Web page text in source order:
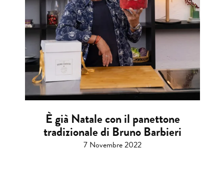
È già Natale con il panettone
tradizionale di Bruno Barbieri
7 Novembre 2022